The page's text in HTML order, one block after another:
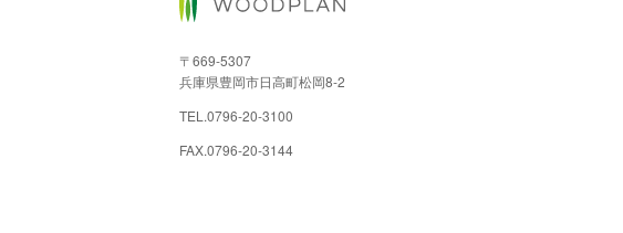
〒669-5307
兵庫県豊岡市日高町松岡8-2
TEL.0796-20-3100
FAX.0796-20-3144